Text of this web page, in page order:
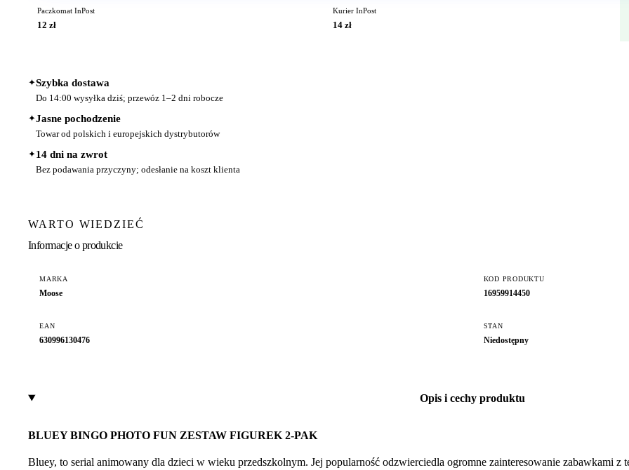
Paczkomat InPost
12 zł
Kurier InPost
14 zł
✦Szybka dostawa
Do 14:00 wysyłka dziś; przewóz 1–2 dni robocze
✦Jasne pochodzenie
Towar od polskich i europejskich dystrybutorów
✦14 dni na zwrot
Bez podawania przyczyny; odesłanie na koszt klienta
WARTO WIEDZIEĆ
Informacje o produkcie
MARKA
Moose
KOD PRODUKTU
16959914450
EAN
630996130476
STAN
Niedostępny
Opis i cechy produktu
BLUEY BINGO PHOTO FUN ZESTAW FIGUREK 2-PAK
Bluey, to serial animowany dla dzieci w wieku przedszkolnym. Jej popularność odzwierciedla ogromne zainteresowanie zabawkami z